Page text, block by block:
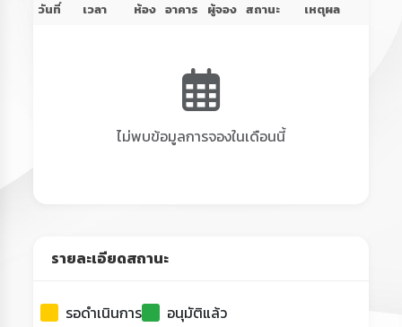
วันที่ เวลา ห้อง อาคาร ผู้จอง สถานะ เหตุผล
ไม่พบข้อมูลการจองในเดือนนี้
รายละเอียดสถานะ
รอดำเนินการ อนุมัติแล้ว